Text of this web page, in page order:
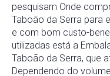
pesquisam Onde
Taboão da Serra para
e com bom custo-
utilizadas está a
Taboão da Serra, que
Dependendo do